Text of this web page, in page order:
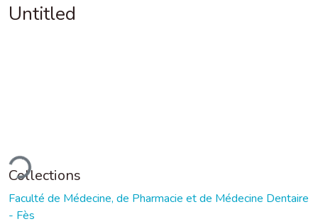
Untitled
Collections
Faculté de Médecine, de Pharmacie et de Médecine Dentaire
- Fès